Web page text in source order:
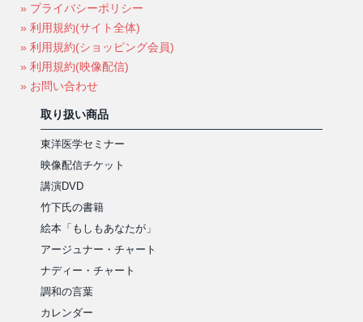
» プライバシーポリシー
» 利用規約(サイト全体)
» 利用規約(ショッピング会員)
» 利用規約(映像配信)
» お問い合わせ
取り扱い商品
東洋医学セミナー
映像配信チケット
講演DVD
竹下氏の書籍
絵本「もしもあなたが」
アージュナー・チャート
ナディー・チャート
調和の言葉
カレンダー